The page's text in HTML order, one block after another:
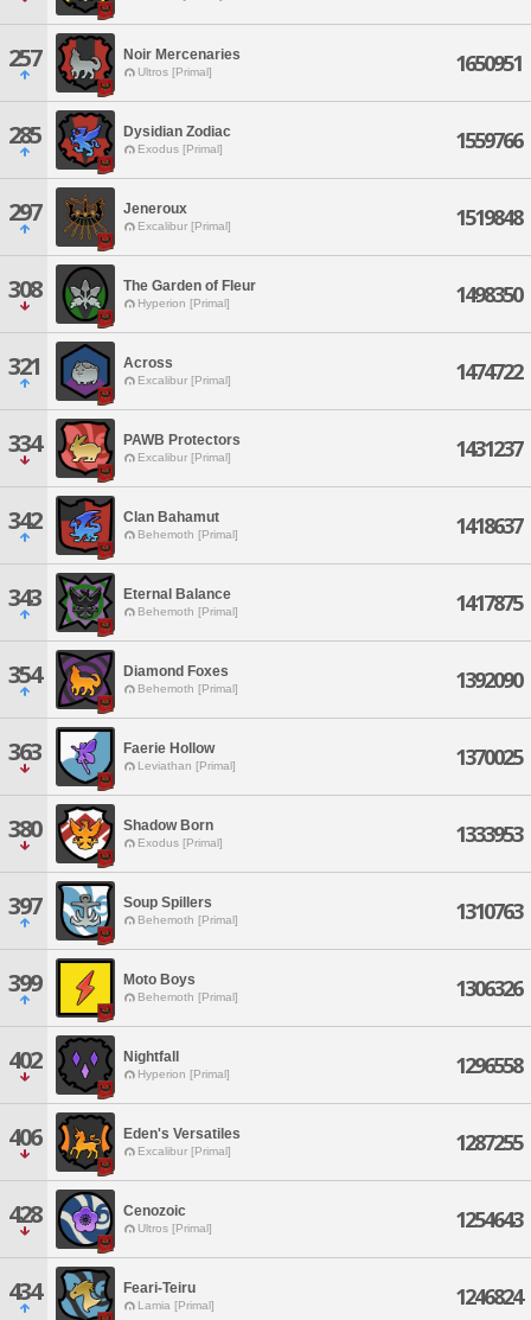
257 Noir Mercenaries
Ultros [Primal] 1650951
285 Dysidian Zodiac
Exodus [Primal] 1559766
297 Jeneroux
Excalibur [Primal] 1519848
308 The Garden of Fleur
Hyperion [Primal] 1498350
321 Across
Excalibur [Primal] 1474722
334 PAWB Protectors
Excalibur [Primal] 1431237
342 Clan Bahamut
Behemoth [Primal] 1418637
343 Eternal Balance
Behemoth [Primal] 1417875
354 Diamond Foxes
Behemoth [Primal] 1392090
363 Faerie Hollow
Leviathan [Primal] 1370025
380 Shadow Born
Exodus [Primal] 1333953
397 Soup Spillers
Behemoth [Primal] 1310763
399 Moto Boys
Behemoth [Primal] 1306326
402 Nightfall
Hyperion [Primal] 1296558
406 Eden's Versatiles
Excalibur [Primal] 1287255
428 Cenozoic
Ultros [Primal] 1254643
434 Feari-Teiru
Lamia [Primal] 1246824